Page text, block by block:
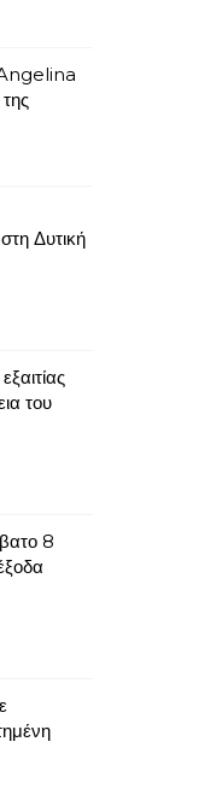
Δυτική
του
8